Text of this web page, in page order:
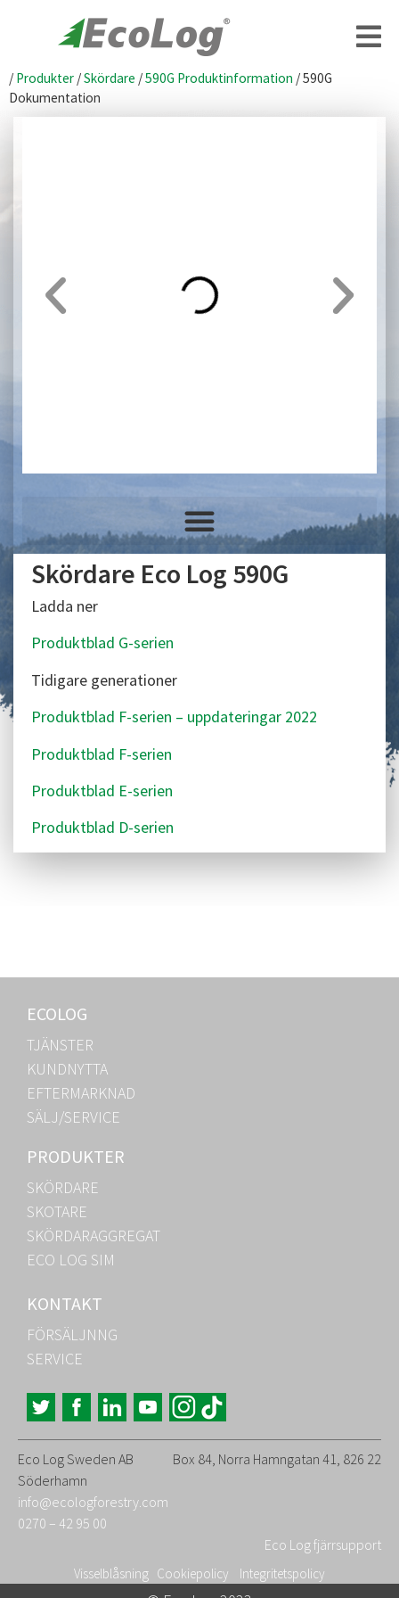
/ Produkter /Skördare /590G Produktinformation /590G
Dokumentation
Skördare Eco Log 590G
Ladda ner
Produktblad G-serien
Tidigare generationer
Produktblad F-serien – uppdateringar 2022
Produktblad F-serien
Produktblad E-serien
Produktblad D-serien
ECOLOG
TJÄNSTER
KUNDNYTTA
EFTERMARKNAD
SÄLJ/SERVICE
PRODUKTER
SKÖRDARE
SKOTARE
SKÖRDARAGGREGAT
ECO LOG SIM
KONTAKT
FÖRSÄLJNNG
SERVICE
Eco Log Sweden AB
Box 84, Norra Hamngatan 41, 826 22
Söderhamn
info@ecologforestry.com
0270 – 42 95 00
Eco Log fjärrsupport
Visselblåsning Cookiepolicy Integritetspolicy